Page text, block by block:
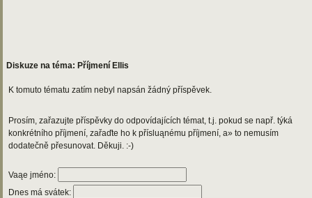
Diskuze na téma: Příjmení Ellis
K tomuto tématu zatím nebyl napsán žádný příspěvek.
Prosím, zařazujte příspěvky do odpovídajících témat, t.j. pokud se např. týká
konkrétního příjmení, zařaďte ho k přísluąnému příjmení, a» to nemusím
dodatečně přesunovat. Děkuji. :-)
Vaąe jméno:
Dnes má svátek: